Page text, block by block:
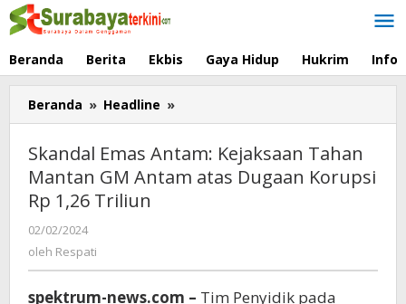
Lewati
ke
Beranda Berita Ekbis Gaya Hidup Hukrim Info
Beranda » Headline »
Emas
Kejaksaan
Tahan
Dugaan
Korupsi
Skandal Emas Antam: Kejaksaan Tahan
Mantan GM Antam atas Dugaan Korupsi
Rp 1,26 Triliun
02/02/2024
oleh Respati
spektrum-news.com – Tim Penyidik pada